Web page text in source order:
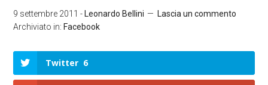
9 settembre 2011 - Leonardo Bellini
Lascia un commento
Archiviato in: Facebook
Twitter 6